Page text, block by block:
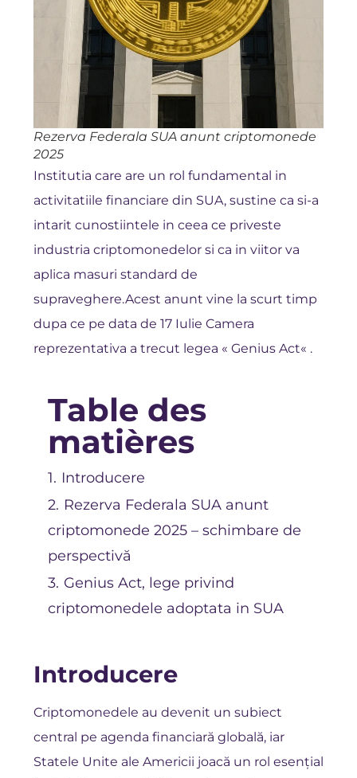
Rezerva Federala SUA anunt criptomonede
2025
Institutia care are un rol fundamental in
activitatiile financiare din SUA, sustine ca si-a
intarit cunostiintele in ceea ce priveste
industria criptomonedelor si ca in viitor va
aplica masuri standard de
supraveghere.Acest anunt vine la scurt timp
dupa ce pe data de 17 Iulie Camera
reprezentativa a trecut legea « Genius Act« .
Table des
matières
1. Introducere
2. Rezerva Federala SUA anunt
criptomonede 2025 – schimbare de
perspectivă
3. Genius Act, lege privind
criptomonedele adoptata in SUA
Introducere
Criptomonedele au devenit un subiect
central pe agenda financiară globală, iar
Statele Unite ale Americii joacă un rol esențial